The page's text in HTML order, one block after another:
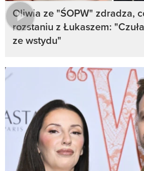
Oliwia ze "ŚOPW" zdradza,
rozstaniu z Łukaszem:
ze wstydu"